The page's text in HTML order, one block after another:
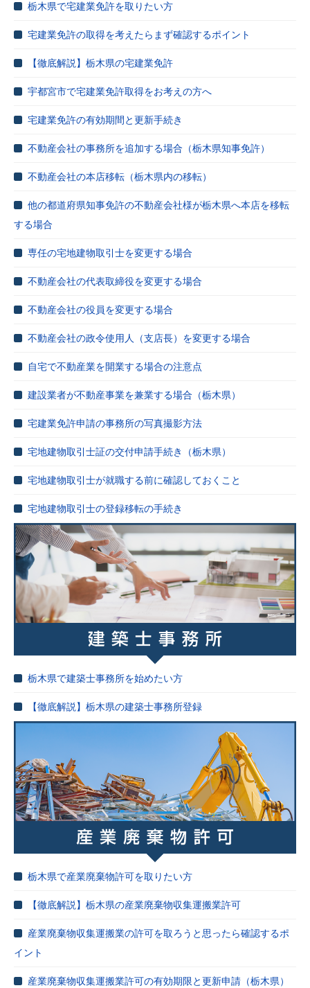
栃木県で宅建業免許を取りたい方
宅建業免許の取得を考えたらまず確認するポイント
【徹底解説】栃木県の宅建業免許
宇都宮市で宅建業免許取得をお考えの方へ
宅建業免許の有効期間と更新手続き
不動産会社の事務所を追加する場合（栃木県知事免許）
不動産会社の本店移転（栃木県内の移転）
他の都道府県知事免許の不動産会社様が栃木県へ本店を移転
する場合
専任の宅地建物取引士を変更する場合
不動産会社の代表取締役を変更する場合
不動産会社の役員を変更する場合
不動産会社の政令使用人（支店長）を変更する場合
自宅で不動産業を開業する場合の注意点
建設業者が不動産事業を兼業する場合（栃木県）
宅建業免許申請の事務所の写真撮影方法
宅地建物取引士証の交付申請手続き（栃木県）
宅地建物取引士が就職する前に確認しておくこと
宅地建物取引士の登録移転の手続き
栃木県で建築士事務所を始めたい方
【徹底解説】栃木県の建築士事務所登録
栃木県で産業廃棄物許可を取りたい方
【徹底解説】栃木県の産業廃棄物収集運搬業許可
産業廃棄物収集運搬業の許可を取ろうと思ったら確認するポ
イント
産業廃棄物収集運搬業許可の有効期限と更新申請（栃木県）